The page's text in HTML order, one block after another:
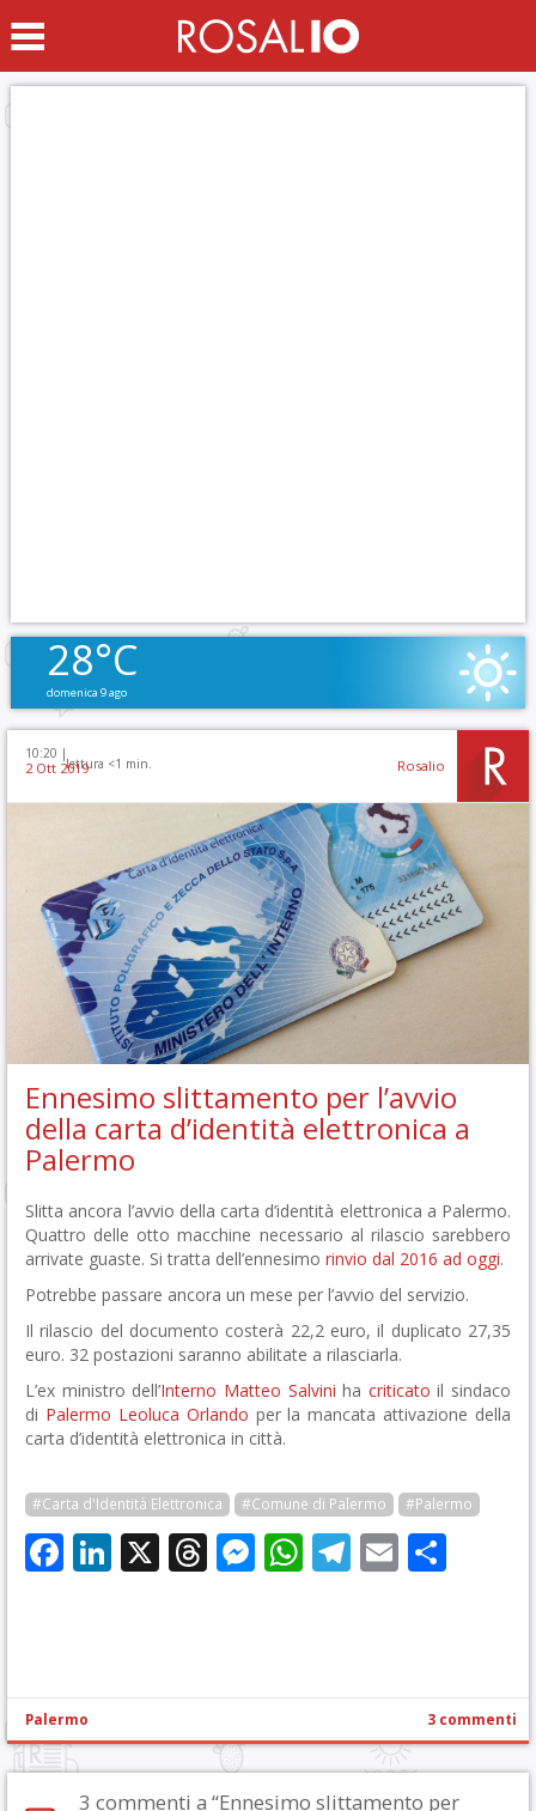
28°C
domenica 9 ago
10:20 |
lettura <1 min.
2 Ott 2019 Rosalio
Ennesimo slittamento per l’avvio
della carta d’identità elettronica a
Palermo
Slitta ancora l’avvio della carta d’identità elettronica a Palermo.
Quattro delle otto macchine necessario al rilascio sarebbero
arrivate guaste. Si tratta dell’ennesimo rinvio dal 2016 ad oggi.
Potrebbe passare ancora un mese per l’avvio del servizio.
Il rilascio del documento costerà 22,2 euro, il duplicato 27,35
euro. 32 postazioni saranno abilitate a rilasciarla.
L’ex ministro dell’Interno Matteo Salvini ha criticato il sindaco
di Palermo Leoluca Orlando per la mancata attivazione della
carta d’identità elettronica in città.
#Carta d'Identità Elettronica #Comune di Palermo #Palermo
Facebook
LinkedIn
X Threads
Messenger
WhatsApp
Telegram
Email
Palermo 3 commenti
3 commenti a “Ennesimo slittamento per